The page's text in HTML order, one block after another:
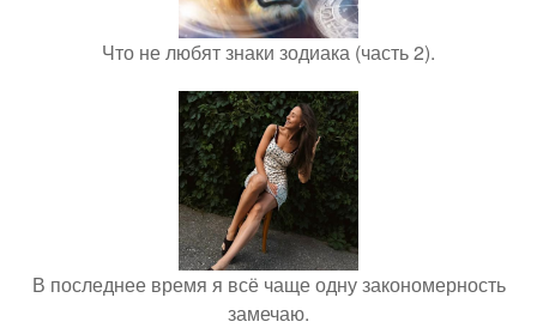
Что не любят знаки зодиака (часть 2).
В последнее время я всё чаще одну закономерность
замечаю.